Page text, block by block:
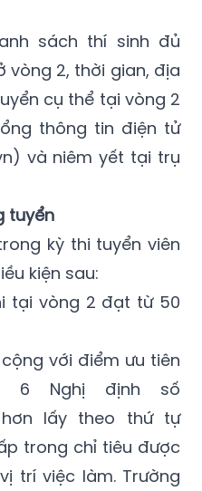
sách thí sinh đủ
vòng 2, thời gian, địa
cụ thể tại vòng 2
thông tin điện tử
và niêm yết tại trụ
tuyển
kỳ thi tuyển viên
kiện sau:
tại vòng 2 đạt từ 50
với điểm ưu tiên
6 Nghị định số
hơn lấy theo thứ tự
trong chỉ tiêu được
trí việc làm. Trường